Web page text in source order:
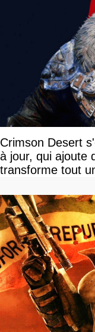
Crimson Desert
à jour, qui ajoute
transforme tout